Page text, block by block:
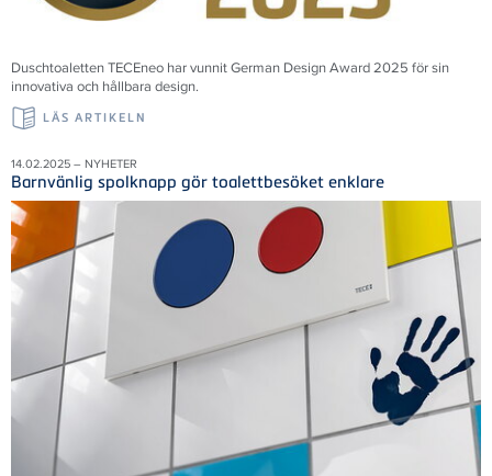
Duschtoaletten TECEneo har vunnit German Design Award 2025 för sin
innovativa och hållbara design.
LÄS ARTIKELN
14.02.2025 – NYHETER
Barnvänlig spolknapp gör toalettbesöket enklare